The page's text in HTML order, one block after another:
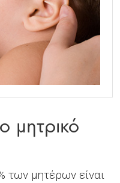
μητρικό
των μητέρων είναι